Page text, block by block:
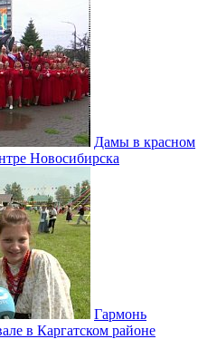
Дамы в красном
Новосибирска
Гармонь
в Каргатском районе